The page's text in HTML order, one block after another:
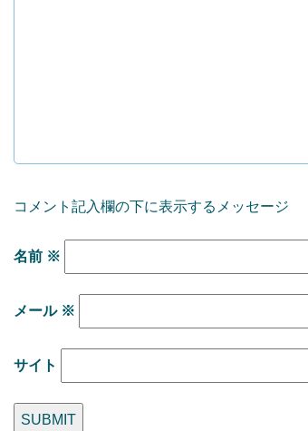
コメント記入欄の下に表示するメッセージ
名前 ※
メール ※
サイト